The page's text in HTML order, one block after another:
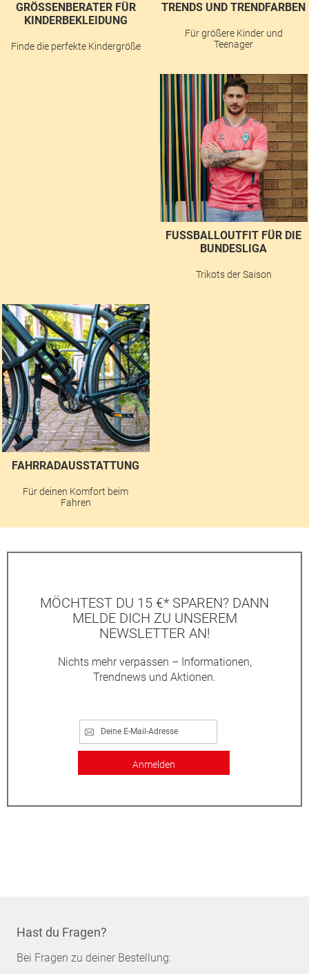
GRÖSSENBERATER FÜR K
INDERBEKLEIDUNG
Finde die perfekte Kindergröße
TRENDS UND TRENDFARBEN
Für größere Kinder und
Teenager
FUSSBALLOUTFIT FÜR DIE B
UNDESLIGA
Trikots der Saison
FAHRRADAUSSTATTUNG
Für deinen Komfort beim
Fahren
MÖCHTEST DU 15 €* SPAREN? DANN
MELDE DICH ZU UNSEREM
NEWSLETTER AN!
Nichts mehr verpassen – Informationen,
Trendnews und Aktionen.
Anmelden
Hast du Fragen?
Bei Fragen zu deiner Bestellung: